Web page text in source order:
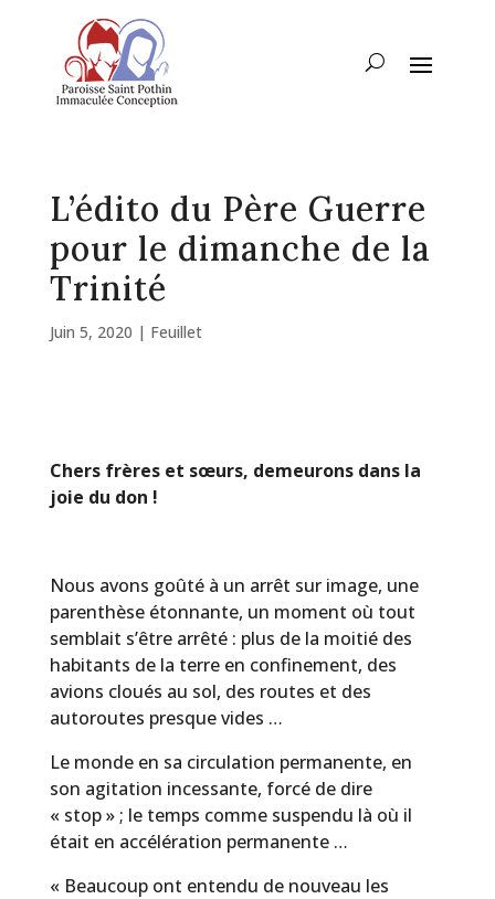
L’édito du Père Guerre
pour le dimanche de la
Trinité
Juin 5, 2020 | Feuillet
Chers frères et sœurs, demeurons dans la
joie du don !
Nous avons goûté à un arrêt sur image, une
parenthèse étonnante, un moment où tout
semblait s’être arrêté : plus de la moitié des
habitants de la terre en confinement, des
avions cloués au sol, des routes et des
autoroutes presque vides …
Le monde en sa circulation permanente, en
son agitation incessante, forcé de dire
« stop » ; le temps comme suspendu là où il
était en accélération permanente …
« Beaucoup ont entendu de nouveau les